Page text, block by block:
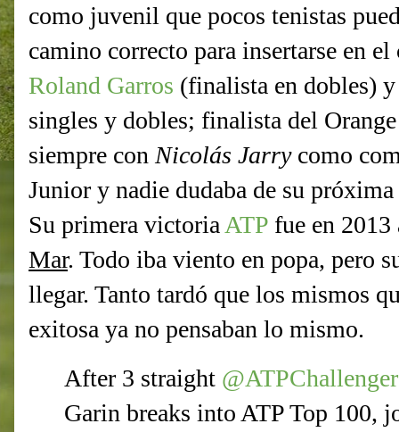
como juvenil que pocos tenistas
camino correcto para insertarse en
Roland Garros (finalista en dobles)
singles y dobles; finalista del
siempre con Nicolás Jarrycomo
Junior y nadie dudaba de su
Su primera victoria ATP fue en
Mar. Todo iba viento en popa, pero
llegar. Tanto tardó que los mismos
exitosa ya no pensaban lo mismo.
After 3 straight @ATPChallenger
Garin breaks into ATP Top 100,